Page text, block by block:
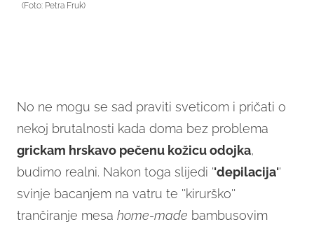
(Foto: Petra Fruk)
No ne mogu se sad praviti sveticom i pričati o
nekoj brutalnosti kada doma bez problema
grickam hrskavo pečenu kožicu odojka,
budimo realni. Nakon toga slijedi ''depilacija''
svinje bacanjem na vatru te ''kirurško''
trančiranje mesa home-made bambusovim